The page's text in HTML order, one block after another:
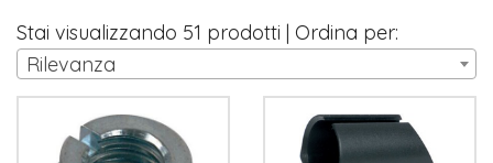
Stai visualizzando 51 prodotti | Ordina per:
Rilevanza